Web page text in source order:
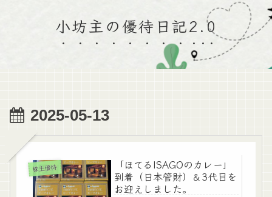
小坊主の優待日記2.0
2025-05-13
株主優待
「ほてるISAGOのカレー」
到着（日本管財）＆3代目を
お迎えしました。